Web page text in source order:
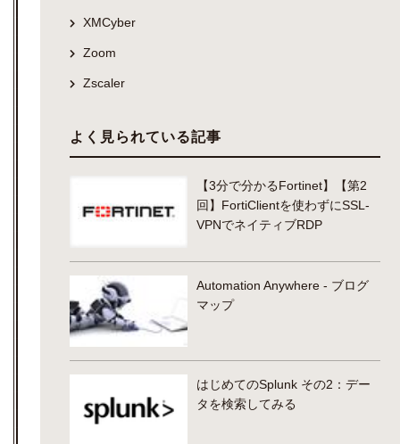
XMCyber
Zoom
Zscaler
よく見られている記事
【3分で分かるFortinet】【第2
回】FortiClientを使わずにSSL-
VPNでネイティブRDP
Automation Anywhere - ブログ
マップ
はじめてのSplunk その2：デー
タを検索してみる